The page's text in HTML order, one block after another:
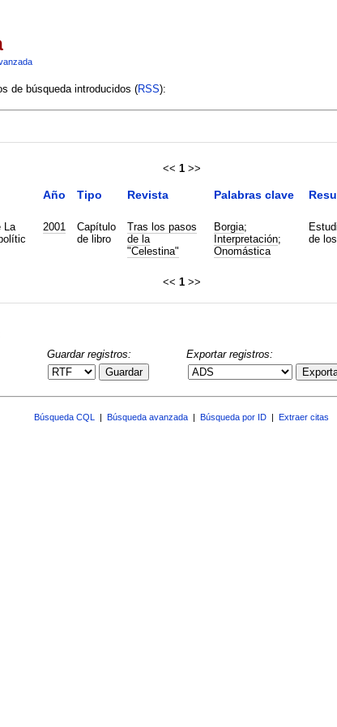
de búsqueda introducidos (RSS):
<< 1 >>
Año Tipo Revista Palabras clave
La
2001
Capítulo
de libro
Tras los pasos
de la
"Celestina"
Borgia;
Interpretación;
Onomástica
de
<< 1 >>
Guardar registros:
Guardar
Exportar registros:
Búsqueda CQL Búsqueda avanzada Búsqueda por ID Extraer citas